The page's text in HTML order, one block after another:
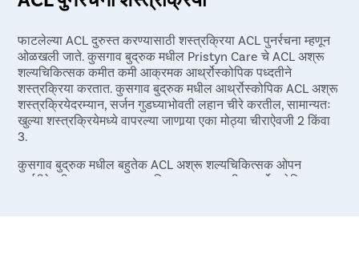
फाटलेल्या ACL दुरुस्त करण्यासाठी शस्त्रक्रिया ACL पुनर्रचना म्हणून
ओळखली जाते. कुसगाव बुद्रुक मधील Pristyn Care चे ACL अश्रू
शल्यचिकित्सक कमीत कमी आक्रमक आर्थ्रोस्कोपिक पध्दतीने
शस्त्रक्रिया करतात. कुसगाव बुद्रुक मधील आर्थ्रोस्कोपिक ACL अश्रू
शस्त्रक्रियेदरम्यान, सर्जन गुडघ्याभोवती लहान चीरे करतील, सामान्यतः
खुल्या शस्त्रक्रियेमध्ये वापरल्या जाणार्‍या एका मोठ्या चीराऐवजी 2 किंवा
3.
कुसगाव बुद्रुक मधील बहुतेक ACL अश्रू शल्यचिकित्सक ओपन
सर्जरीऐवजी ACL अश्रू शस्त्रक्रिया करण्यासाठी आर्थ्रोस्कोपिक